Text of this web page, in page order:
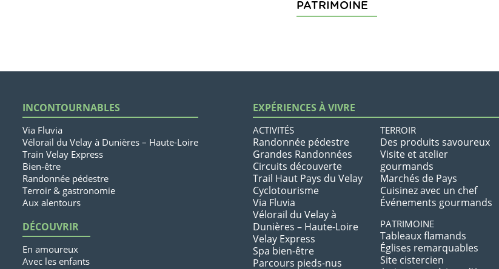
PATRIMOINE
INCONTOURNABLES
Via Fluvia
Vélorail du Velay à Dunières – Haute-Loire
Train Velay Express
Bien-être
Randonnée pédestre
Terroir & gastronomie
Aux alentours
DÉCOUVRIR
En amoureux
Avec les enfants
EXPÉRIENCES À VIVRE
ACTIVITÉS
Randonnée pédestre
Grandes Randonnées
Circuits découverte
Trail Haut Pays du Velay
Cyclotourisme
Via Fluvia
Vélorail du Velay à
Dunières – Haute-Loire
Velay Express
Spa bien-être
Parcours pieds-nus
TERROIR
Des produits savoureux
Visite et atelier
gourmands
Marchés de Pays
Cuisinez avec un chef
Événements gourmands
PATRIMOINE
Tableaux flamands
Églises remarquables
Site cistercien